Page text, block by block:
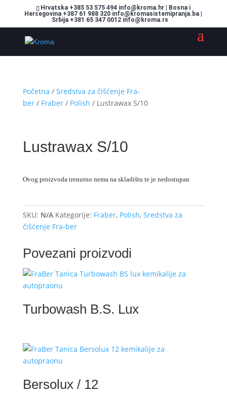
Hrvatska +385 53 575 494 info@kroma.hr | Bosna i
Hercegovina +387 61 988 320 info@kromasistemipranja.ba |
Srbija +381 65 347 0012 info@kroma.rs
Početna / Sredstva za čišćenje Fra-
ber/ Fraber/ Polish / Lustrawax S/10
Lustrawax S/10
Ovog proizvoda trenutno nema na skladištu te je nedostupan
SKU: N/A Kategorije: Fraber, Polish, Sredstva za
čišćenje Fra-ber
Povezani proizvodi
Turbowash B.S. Lux
Bersolux / 12